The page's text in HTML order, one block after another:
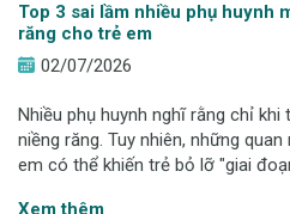
Top 3 sai lầm nhiều phụ huynh
răng cho trẻ em
02/07/2026
Nhiều phụ huynh nghĩ rằng chỉ
niềng răng. Tuy nhiên, những
em có thể khiến trẻ bỏ lỡ "giai
Xem thêm